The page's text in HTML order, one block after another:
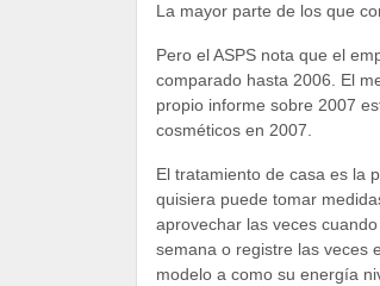
La mayor parte de los que
Pero el ASPS nota que el
comparado hasta 2006. El
propio informe sobre 2007
cosméticos en 2007.
El tratamiento de casa es la
quisiera puede tomar
aprovechar las veces
semana o registre las veces
modelo a como su energía